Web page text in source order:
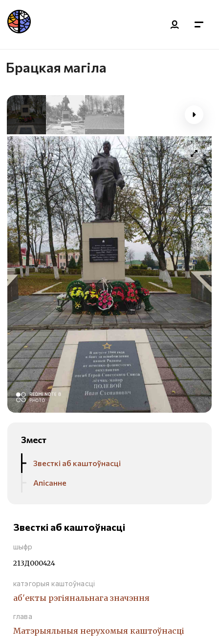
Брацкая магіла
Змест
Звесткі аб каштоўнасці
Апісанне
Звесткі аб каштоўнасці
шыфр
213Д000424
катэгорыя каштоўнасці
аб'екты рэгіянальнага значэння
глава
Матэрыяльныя нерухомыя каштоўнасці